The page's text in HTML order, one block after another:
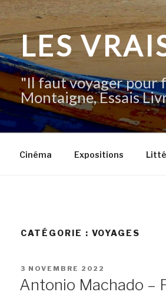
LES
"Il faut voyager pour
Montaigne, Essais
Cinéma Expositions
CATÉGORIE : VOYAGES
PUBLIÉ
3 NOVEMBRE 2022
Antonio Machado –